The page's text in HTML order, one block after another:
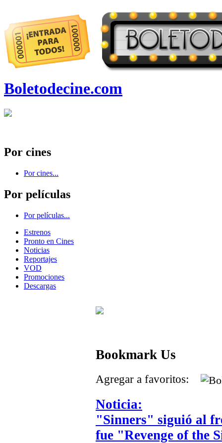
Boletodecine.com
Por cines
Por cines...
Por películas
Por películas...
Estrenos
Pronto en Cines
Noticias
Reportajes
VOD
Promociones
Descargas
Bookmark Us
Agregar a favoritos:
Noticia:
"Sinners" siguió al
fue "Revenge of the